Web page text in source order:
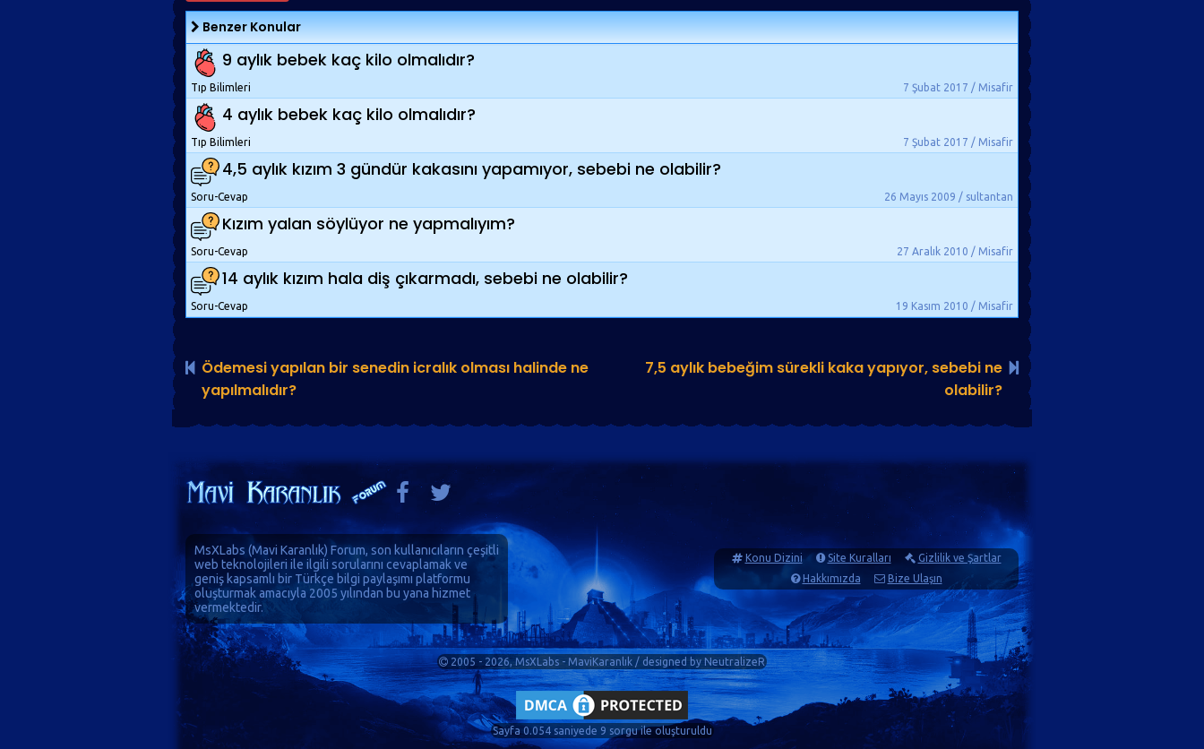
Benzer Konular
9 aylık bebek kaç kilo olmalıdır?
7 Şubat 2017 / Misafir
Tıp Bilimleri
4 aylık bebek kaç kilo olmalıdır?
7 Şubat 2017 / Misafir
Tıp Bilimleri
4,5 aylık kızım 3 gündür kakasını yapamıyor, sebebi ne olabilir?
26 Mayıs 2009 / sultantan
Soru-Cevap
Kızım yalan söylüyor ne yapmalıyım?
27 Aralık 2010 / Misafir
Soru-Cevap
14 aylık kızım hala diş çıkarmadı, sebebi ne olabilir?
19 Kasım 2010 / Misafir
Soru-Cevap
Ödemesi yapılan bir senedin icralık olması halinde ne
yapılmalıdır?
7,5 aylık bebeğim sürekli kaka yapıyor, sebebi ne
olabilir?
MsXLabs (Mavi Karanlık) Forum, son kullanıcıların çeşitli
web teknolojileri ile ilgili sorularını cevaplamak ve
geniş kapsamlı bir Türkçe bilgi paylaşımı platformu
oluşturmak amacıyla 2005 yılından bu yana hizmet
vermektedir.
Konu Dizini Site Kuralları
Gizlilik ve Şartlar
Hakkımızda
Bize Ulaşın
2005 - 2026, MsXLabs - MaviKaranlık / designed by NeutralizeR
Sayfa 0.054 saniyede 9 sorgu ile oluşturuldu